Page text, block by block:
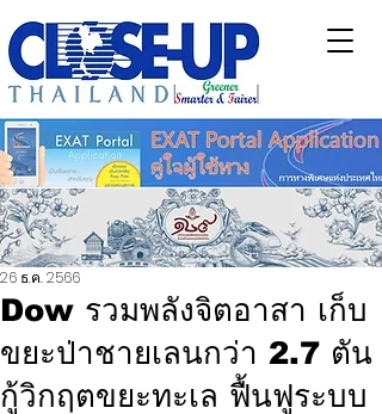
Dow รวมพลังจิตอาสา เก็บ
ขยะป่าชายเลนกว่า 2.7 ตัน
กู้วิกฤตขยะทะเล ฟื้นฟูระบบ
26 ธ.ค. 2566